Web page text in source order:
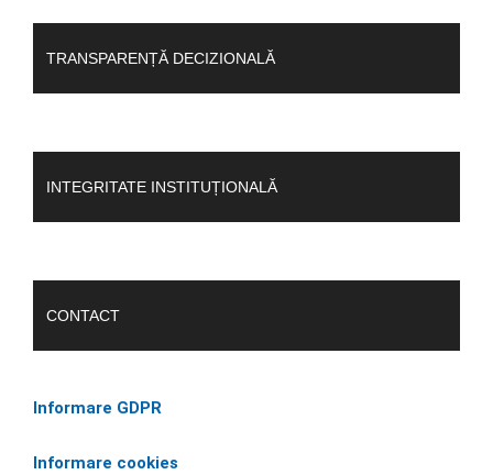
TRANSPARENȚĂ DECIZIONALĂ
INTEGRITATE INSTITUȚIONALĂ
CONTACT
Informare GDPR
Informare cookies